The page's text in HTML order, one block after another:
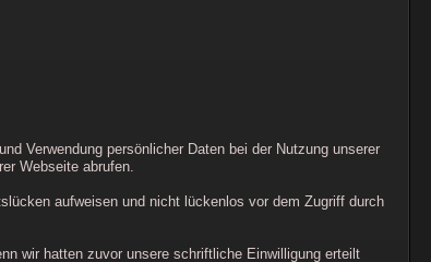
Verwendung persönlicher Daten bei der Nutzung unserer
Webseite abrufen.
aufweisen und nicht lückenlos vor dem Zugriff durch
wir hatten zuvor unsere schriftliche Einwilligung erteilt